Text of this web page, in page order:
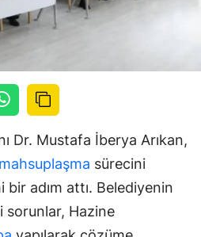
Dr. Mustafa İberya Arıkan,
mahsuplaşma sürecini
bir adım attı. Belediyenin
sorunlar, Hazine